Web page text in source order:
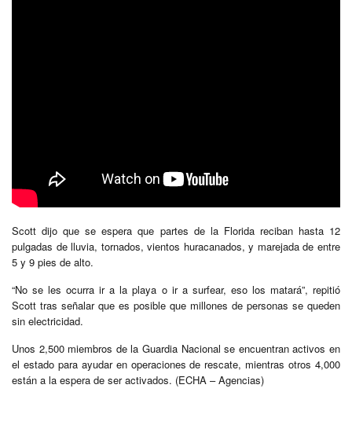
Scott dijo que se espera que partes de la Florida reciban hasta 12
pulgadas de lluvia, tornados, vientos huracanados, y marejada de entre
5 y 9 pies de alto.
“No se les ocurra ir a la playa o ir a surfear, eso los matará”, repitió
Scott tras señalar que es posible que millones de personas se queden
sin electricidad.
Unos 2,500 miembros de la Guardia Nacional se encuentran activos en
el estado para ayudar en operaciones de rescate, mientras otros 4,000
están a la espera de ser activados. (ECHA – Agencias)